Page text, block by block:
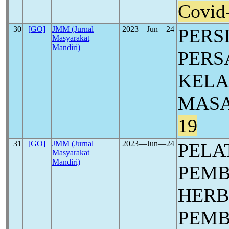
30 [GO]
JMM (Jurnal
Masyarakat
Mandiri)
2023―Jun―24
19
31 [GO]
JMM (Jurnal
Masyarakat
Mandiri)
2023―Jun―24